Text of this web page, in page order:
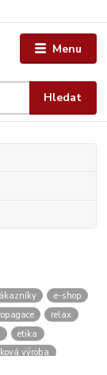
Menu
Hledat
e-shop
relax
etika
výroba